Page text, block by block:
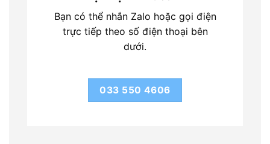
Bạn có thể nhắn Zalo hoặc gọi điện
trực tiếp theo số điện thoại bên
dưới.
033 550 4606